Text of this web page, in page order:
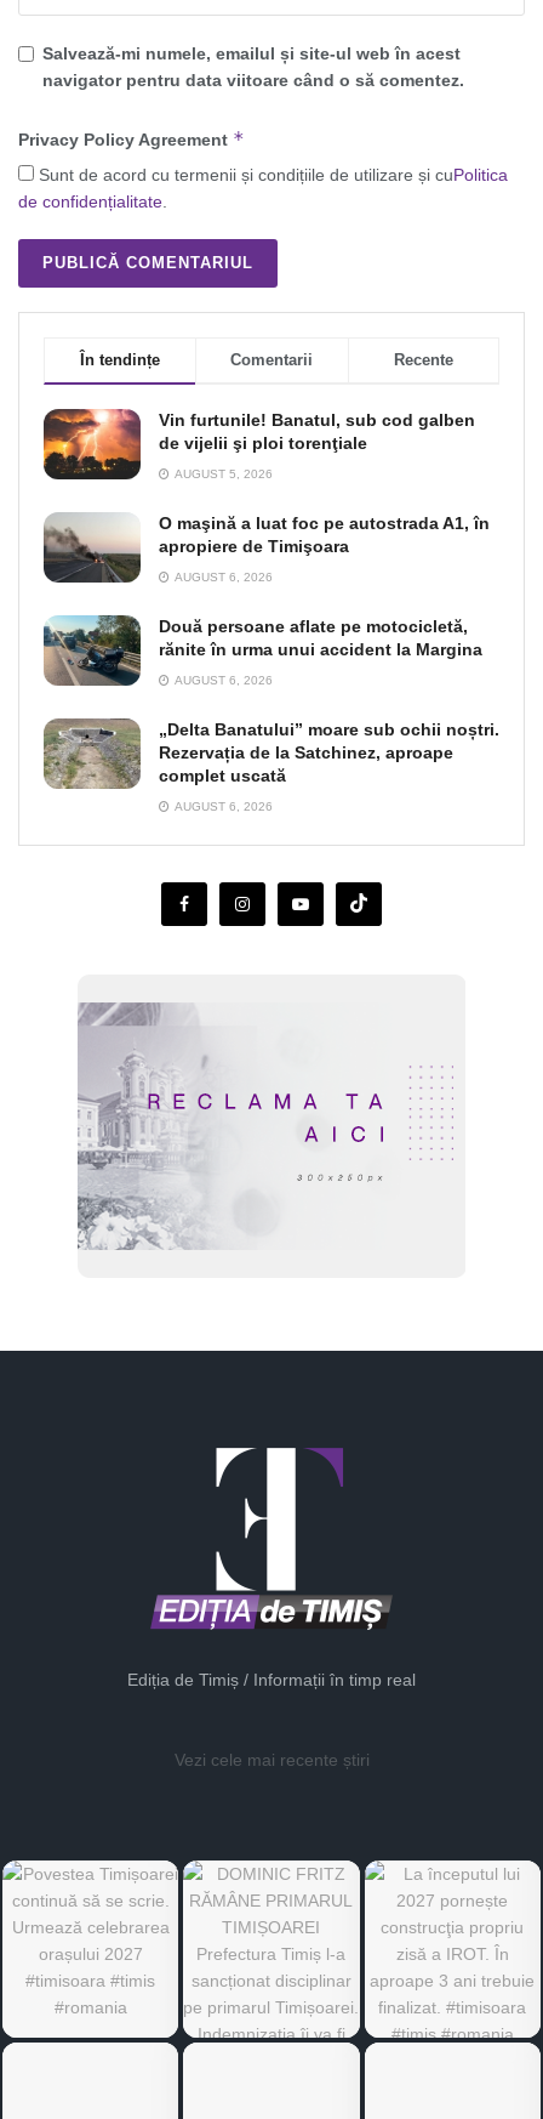
Salvează-mi numele, emailul și site-ul web în acest
navigator pentru data viitoare când o să comentez.
Privacy Policy Agreement *
Sunt de acord cu termenii și condițiile de utilizare și cuPolitica
de confidențialitate.
În tendințe Comentarii Recente
Vin furtunile! Banatul, sub cod galben
de vijelii şi ploi torenţiale
AUGUST 5, 2026
O maşină a luat foc pe autostrada A1, în
apropiere de Timişoara
AUGUST 6, 2026
Două persoane aflate pe motocicletă,
rănite în urma unui accident la Margina
AUGUST 6, 2026
„Delta Banatului” moare sub ochii noștri.
Rezervația de la Satchinez, aproape
complet uscată
AUGUST 6, 2026
Ediția de Timiș / Informații în timp real
Vezi cele mai recente știri